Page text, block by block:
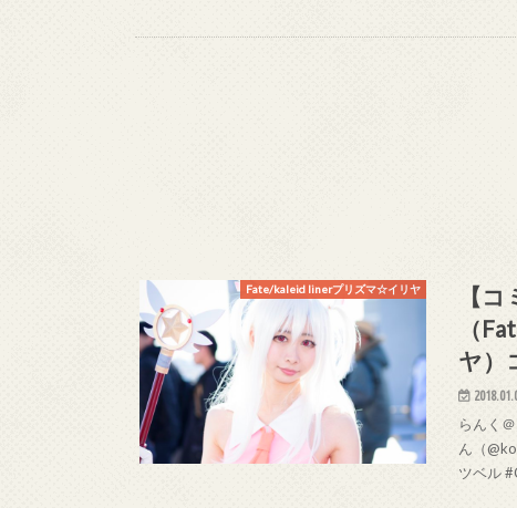
Fate/kaleid linerプリズマ☆イリヤ
【
（
ヤ）
らんく
ん（
ツベル